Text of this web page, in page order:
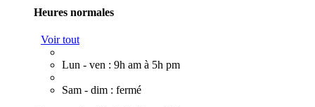
Heures normales
Voir tout
Lun - ven : 9h am à 5h pm
Sam - dim : fermé